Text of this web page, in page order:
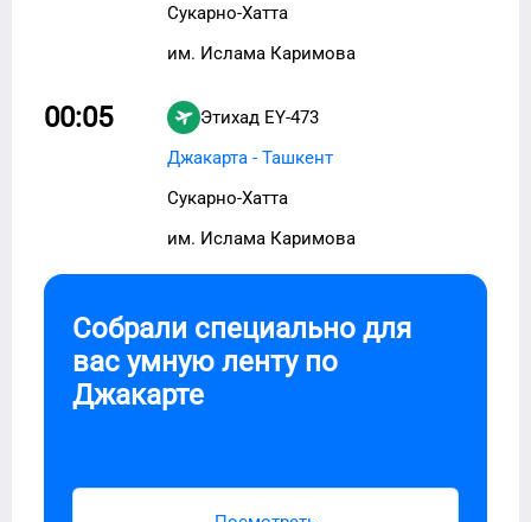
Сукарно-Хатта
им. Ислама Каримова
00:05 Этихад EY-473
Джакарта - Ташкент
Сукарно-Хатта
им. Ислама Каримова
Собрали специально для
вас умную ленту по
Джакарте